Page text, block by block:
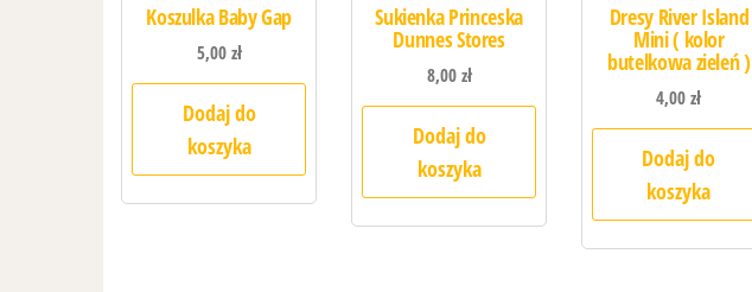
Koszulka Baby Gap
5,00zł
Dodaj do
koszyka
Sukienka Princeska
Dunnes Stores
8,00zł
Dodaj do
koszyka
Dresy River Island
Mini ( kolor
butelkowa zieleń )
4,00zł
Dodaj do
koszyka